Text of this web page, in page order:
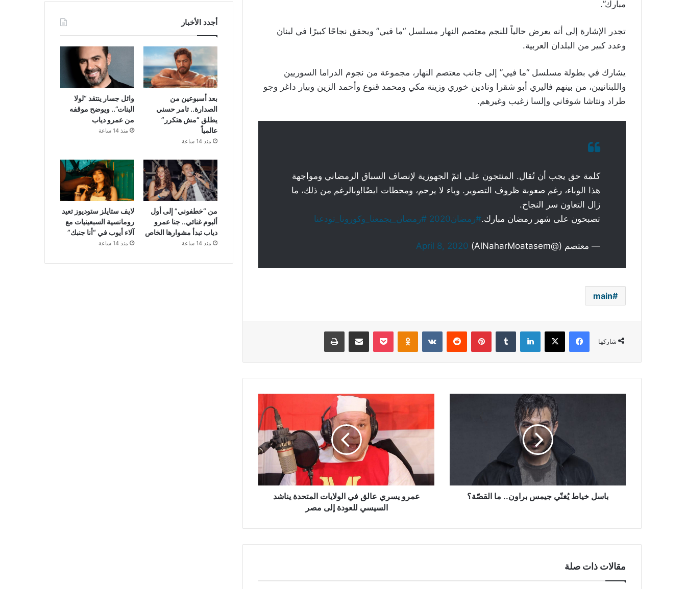
مبارك”.
تجدر الإشارة إلى أنه يعرض حالياً للنجم معتصم النهار مسلسل “ما فيي” ويحقق نجاحًا كبيرًا في لبنان
وعدد كبير من البلدان العربية.
يشارك في بطولة مسلسل “ما فيي” إلى جانب معتصم النهار، مجموعة من نجوم الدراما السوريين
واللبنانيين، من بينهم فاليري أبو شقرا ونادين خوري وزينة مكي ومحمد قنوع وأحمد الزين وبيار داغر وجو
طراد ونتاشا شوفاني وإلسا زغيب وغيرهم.
كلمة حق يجب أن تُقال. المنتجون على اتمّ الجهوزية لإنصاف السباق الرمضاني ومواجهة
هذا الوباء، رغم صعوبة ظروف التصوير. وباء لا يرحم، ومحطات ايضًا!وبالرغم من ذلك، ما
زال التعاون سر النجاح.
تصبحون على شهر رمضان مبارك.#رمضان2020 #رمضان_يجمعنا_وكورونا_تودعنا
— معتصم (@AlNaharMoatasem) April 8, 2020
main
شاركها
فيسبوك ‫X لينكدإن بينتيريست Odnoklassniki
‫Pocket مشاركة عبر البريد طباعة
باسل خياط يُغنّي جيمس براون.. ما القصّة؟
في
السيسي
للعودة
عمرو يسري عالق في الولايات المتحدة يناشد
السيسي للعودة إلى مصر
مقالات ذات صلة
أجدد الأخبار
بعد أسبوعين من
الصدارة.. تامر حسني
يطلق “مش هتكرر”
عالمياً
منذ 14 ساعة
وائل جسار ينتقد “لولا
البنات”.. ويوضح موقفه
من عمرو دياب
منذ 14 ساعة
من “خطفوني” إلى أول
ألبوم غنائي.. جنا عمرو
دياب تبدأ مشوارها الخاص
منذ 14 ساعة
لايف ستايلز ستوديوز تعيد
رومانسية السبعينيات مع
آلاء أيوب في “أنا جنبك”
منذ 14 ساعة